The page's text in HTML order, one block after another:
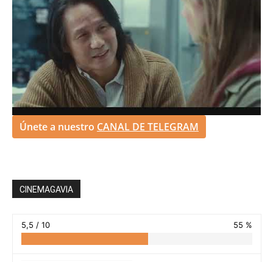
Únete a nuestro CANAL DE TELEGRAM
CINEMAGAVIA
5,5 / 10 55 %